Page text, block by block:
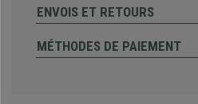
ENVOIS ET RETOURS
MÉTHODES DE PAIEMENT